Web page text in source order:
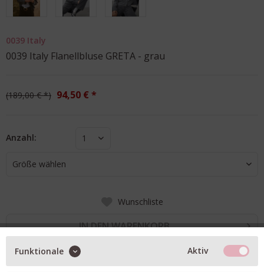
0039 Italy
0039 Italy Flanellbluse GRETA - grau
189,00 € * 94,50 € *
Anzahl: 1
Größe wählen
Wunschliste
IN DEN WARENKORB
BESCHREIBUNG
Funktionale Aktiv